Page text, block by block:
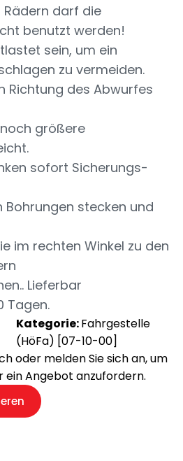
Rädern darf die
benutzt werden!
sein, um ein
zu vermeiden.
Richtung des Abwurfes
größere
sofort Sicherungs-
Bohrungen stecken und
im rechten Winkel zu den
Lieferbar
Tagen.
Kategorie:Fahrgestelle
(HöFa) [07-10-00]
oder melden Sie sich an, um
ein Angebot anzufordern.